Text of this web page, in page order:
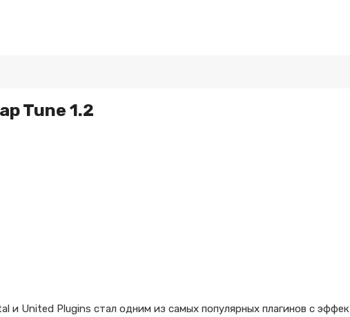
Tune 1.2
и United Plugins стал одним из самых популярных плагинов с